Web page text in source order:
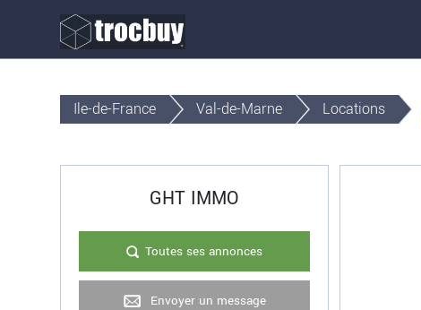
Ile-de-France Val-de-Marne Locations
GHT IMMO
Toutes ses annonces
Envoyer un message